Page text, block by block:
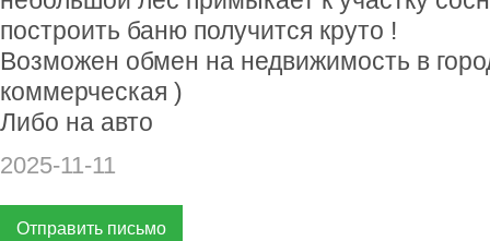
построить баню получится круто !
Возможен обмен на недвижимость в
коммерческая )
Либо на авто
2025-11-11
Отправить письмо